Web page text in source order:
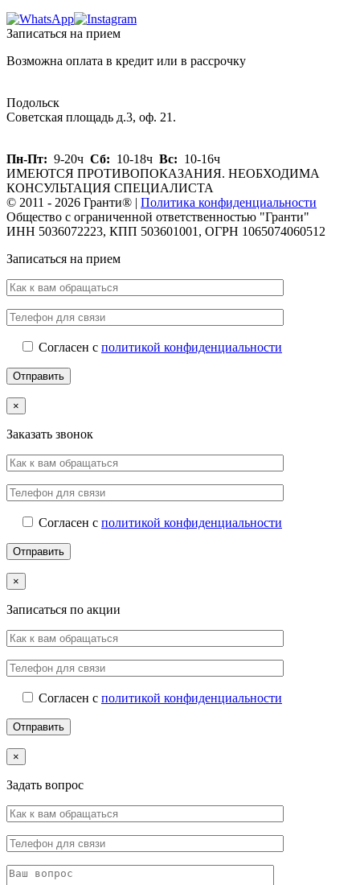
Записаться на прием
Возможна оплата в кредит или в рассрочку
Подольск
Советская площадь д.3, оф. 21.
Пн-Пт: 9-20ч Сб: 10-18ч Вс: 10-16ч
ИМЕЮТСЯ ПРОТИВОПОКАЗАНИЯ. НЕОБХОДИМА
КОНСУЛЬТАЦИЯ СПЕЦИАЛИСТА
© 2011 - 2026 Гранти® | Политика конфиденциальности
Общество с ограниченной ответственностью "Гранти"
ИНН 5036072223, КПП 503601001, ОГРН 1065074060512
Записаться на прием
Согласен с политикой конфиденциальности
×
Заказать звонок
Согласен с политикой конфиденциальности
×
Записаться по акции
Согласен с политикой конфиденциальности
×
Задать вопрос